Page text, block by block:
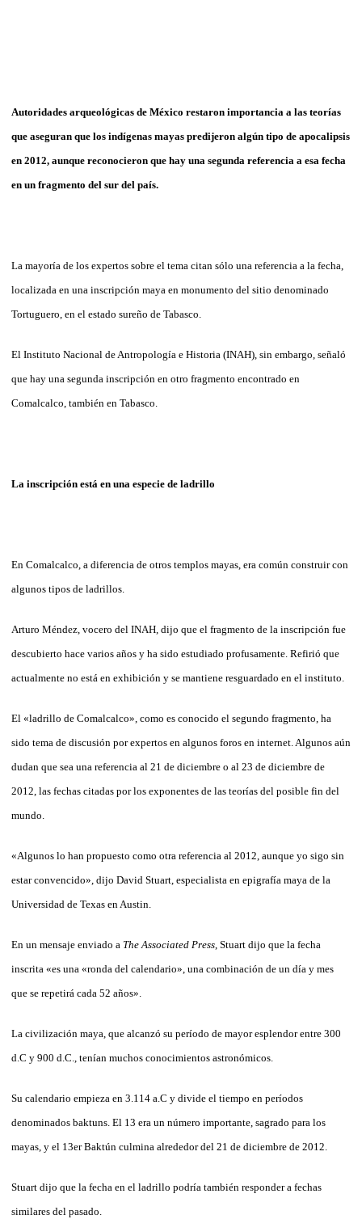
Autoridades arqueológicas de México restaron importancia a las teorías
que aseguran que los indígenas mayas predijeron algún tipo de apocalipsis
en 2012, aunque reconocieron que hay una segunda referencia a esa fecha
en un fragmento del sur del país.
La mayoría de los expertos sobre el tema citan sólo una referencia a la fecha,
localizada en una inscripción maya en monumento del sitio denominado
Tortuguero, en el estado sureño de Tabasco.
El Instituto Nacional de Antropología e Historia (INAH), sin embargo, señaló
que hay una segunda inscripción en otro fragmento encontrado en
Comalcalco, también en Tabasco.
La inscripción está en una especie de ladrillo
En Comalcalco, a diferencia de otros templos mayas, era común construir con
algunos tipos de ladrillos.
Arturo Méndez, vocero del INAH, dijo que el fragmento de la inscripción fue
descubierto hace varios años y ha sido estudiado profusamente. Refirió que
actualmente no está en exhibición y se mantiene resguardado en el instituto.
El «ladrillo de Comalcalco», como es conocido el segundo fragmento, ha
sido tema de discusión por expertos en algunos foros en internet. Algunos aún
dudan que sea una referencia al 21 de diciembre o al 23 de diciembre de
2012, las fechas citadas por los exponentes de las teorías del posible fin del
mundo.
«Algunos lo han propuesto como otra referencia al 2012, aunque yo sigo sin
estar convencido», dijo David Stuart, especialista en epigrafía maya de la
Universidad de Texas en Austin.
En un mensaje enviado a The Associated Press , Stuart dijo que la fecha
inscrita «es una «ronda del calendario», una combinación de un día y mes
que se repetirá cada 52 años».
La civilización maya, que alcanzó su período de mayor esplendor entre 300
d.C y 900 d.C., tenían muchos conocimientos astronómicos.
Su calendario empieza en 3.114 a.C y divide el tiempo en períodos
denominados baktuns. El 13 era un número importante, sagrado para los
mayas, y el 13er Baktún culmina alrededor del 21 de diciembre de 2012.
Stuart dijo que la fecha en el ladrillo podría también responder a fechas
similares del pasado.